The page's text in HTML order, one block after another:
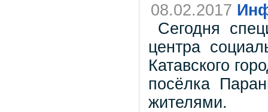
08.02.2017
Сегодня
центра
Катавского
посёлка
жителями.